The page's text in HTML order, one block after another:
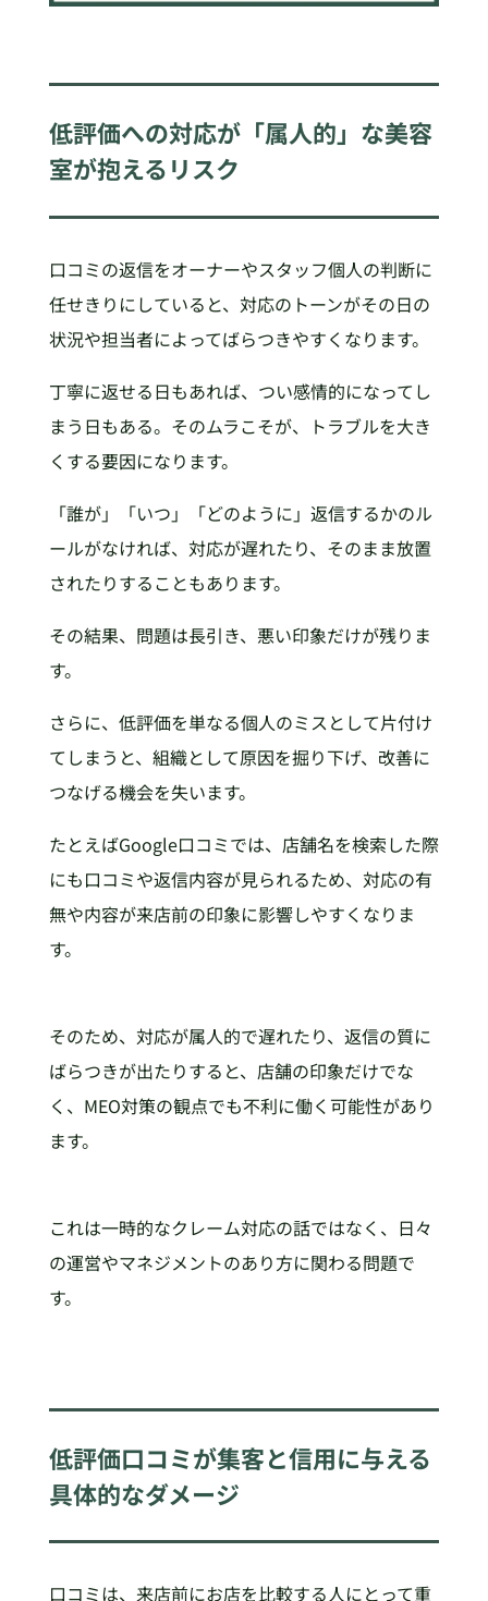
低評価への対応が「属人的」な美容
室が抱えるリスク
口コミの返信をオーナーやスタッフ個人の判断に
任せきりにしていると、対応のトーンがその日の
状況や担当者によってばらつきやすくなります。
丁寧に返せる日もあれば、つい感情的になってし
まう日もある。そのムラこそが、トラブルを大き
くする要因になります。
「誰が」「いつ」「どのように」返信するかのル
ールがなければ、対応が遅れたり、そのまま放置
されたりすることもあります。
その結果、問題は長引き、悪い印象だけが残りま
す。
さらに、低評価を単なる個人のミスとして片付け
てしまうと、組織として原因を掘り下げ、改善に
つなげる機会を失います。
たとえばGoogle口コミでは、店舗名を検索した際
にも口コミや返信内容が見られるため、対応の有
無や内容が来店前の印象に影響しやすくなりま
す。
そのため、対応が属人的で遅れたり、返信の質に
ばらつきが出たりすると、店舗の印象だけでな
く、MEO対策の観点でも不利に働く可能性があり
ます。
これは一時的なクレーム対応の話ではなく、日々
の運営やマネジメントのあり方に関わる問題で
す。
低評価口コミが集客と信用に与える
具体的なダメージ
口コミは、来店前にお店を比較する人にとって重